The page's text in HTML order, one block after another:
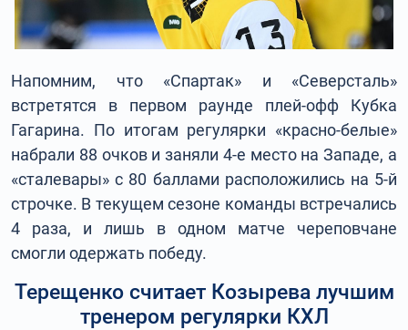
Напомним, что «Спартак» и «Северсталь»
встретятся в первом раунде плей-офф Кубка
Гагарина. По итогам регулярки «красно-белые»
набрали 88 очков и заняли 4-е место на Западе, а
«сталевары» с 80 баллами расположились на 5-й
строчке. В текущем сезоне команды встречались
4 раза, и лишь в одном матче череповчане
смогли одержать победу.
Терещенко считает Козырева лучшим
тренером регулярки КХЛ